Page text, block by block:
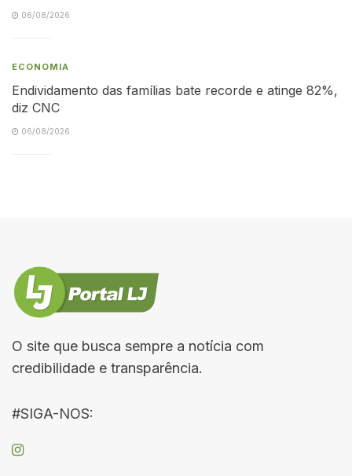
06/08/2026
ECONOMIA
Endividamento das famílias bate recorde e atinge 82%,
diz CNC
06/08/2026
O site que busca sempre a notícia com
credibilidade e transparência.
#SIGA-NOS: